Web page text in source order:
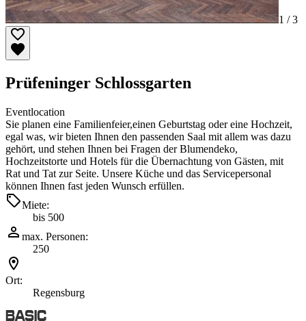
1 /3
Prüfeninger Schlossgarten
Eventlocation
Sie planen eine Familienfeier,einen Geburtstag oder eine Hochzeit,
egal was, wir bieten Ihnen den passenden Saal mit allem was dazu
gehört, und stehen Ihnen bei Fragen der Blumendeko,
Hochzeitstorte und Hotels für die Übernachtung von Gästen, mit
Rat und Tat zur Seite. Unsere Küche und das Servicepersonal
können Ihnen fast jeden Wunsch erfüllen.
Miete:
bis 500
max. Personen:
250
Ort:
Regensburg